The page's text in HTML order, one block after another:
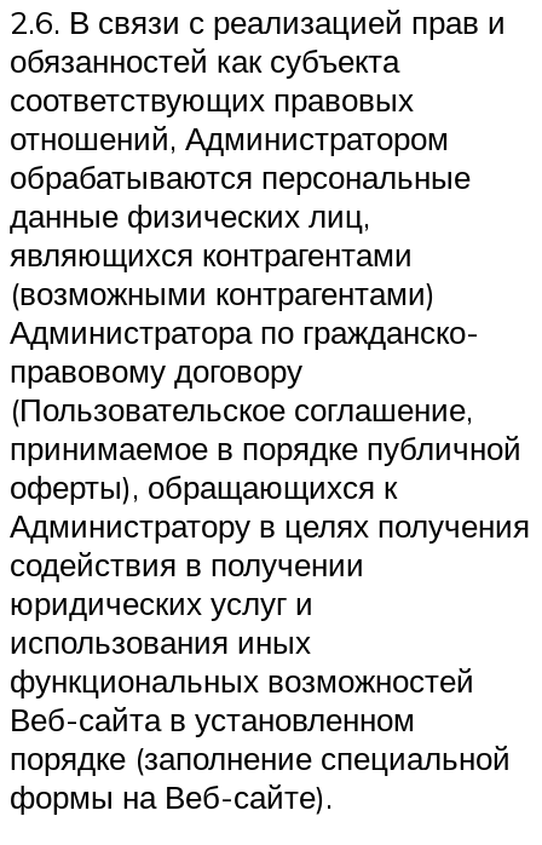
2.6. В связи с реализацией прав и
обязанностей как субъекта
соответствующих правовых
отношений, Администратором
обрабатываются персональные
данные физических лиц,
являющихся контрагентами
(возможными контрагентами)
Администратора по гражданско-
правовому договору
(Пользовательское соглашение,
принимаемое в порядке публичной
оферты), обращающихся к
Администратору в целях получения
содействия в получении
юридических услуг и
использования иных
функциональных возможностей
Веб-сайта в установленном
порядке (заполнение специальной
формы на Веб-сайте).